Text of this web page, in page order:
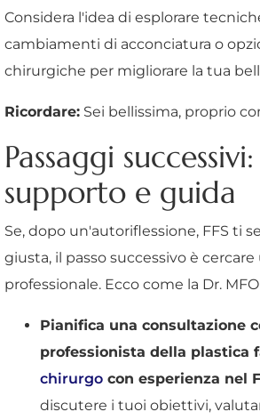
Considera l'idea di esplorare
cambiamenti di acconciatura o
chirurgiche per migliorare la tua
Ricordare: Sei bellissima, proprio
Passaggi
supporto e guida
Se, dopo un'autoriflessione, FFS ti
giusta, il passo successivo è
professionale. Ecco come la Dr.
Pianifica una consultazione
professionista della plastica
chirurgo con esperienza nel
discutere i tuoi obiettivi,